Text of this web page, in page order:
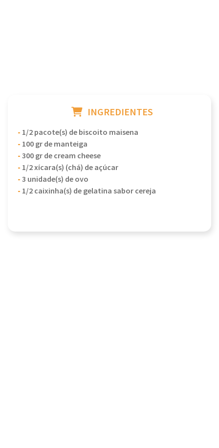
INGREDIENTES
- 1/2 pacote(s) de biscoito maisena
- 100 gr de manteiga
-300 gr de cream cheese
- 1/2 xícara(s) (chá) de açúcar
-3 unidade(s) de ovo
- 1/2 caixinha(s) de gelatina sabor cereja